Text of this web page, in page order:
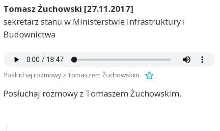
Tomasz Żuchowski [27.11.2017]
sekretarz stanu w Ministerstwie Infrastruktury i
Budownictwa
Posłuchaj rozmowy z Tomaszem Żuchowskim.
Posłuchaj rozmowy z Tomaszem Żuchowskim.